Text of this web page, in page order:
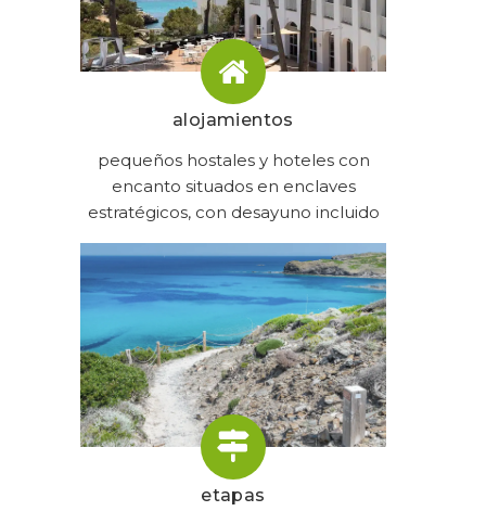
alojamientos
pequeños hostales y hoteles con
encanto situados en enclaves
estratégicos, con desayuno incluido
etapas